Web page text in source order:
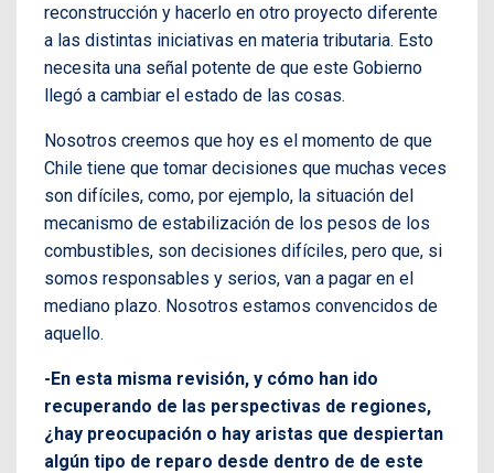
reconstrucción y hacerlo en otro proyecto diferente
a las distintas iniciativas en materia tributaria. Esto
necesita una señal potente de que este Gobierno
llegó a cambiar el estado de las cosas.
Nosotros creemos que hoy es el momento de que
Chile tiene que tomar decisiones que muchas veces
son difíciles, como, por ejemplo, la situación del
mecanismo de estabilización de los pesos de los
combustibles, son decisiones difíciles, pero que, si
somos responsables y serios, van a pagar en el
mediano plazo. Nosotros estamos convencidos de
aquello.
-En esta misma revisión, y cómo han ido
recuperando de las perspectivas de regiones,
¿hay preocupación o hay aristas que despiertan
algún tipo de reparo desde dentro de de este